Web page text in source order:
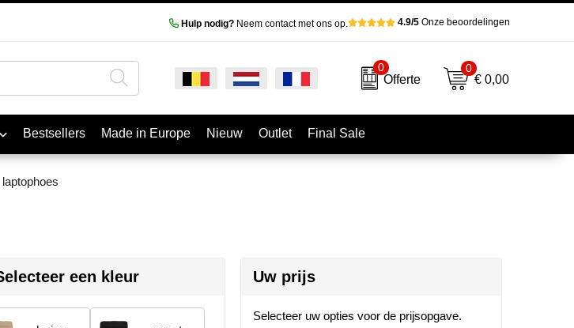
Hulp nodig?Neem contact met ons op. 4.9/5Onze beoordelingen
0
Offerte
0
€ 0,00
Bestsellers Made in Europe Nieuw Outlet Final Sale
een kleur Uw prijs
Selecteer uw opties voor de prijsopgave.